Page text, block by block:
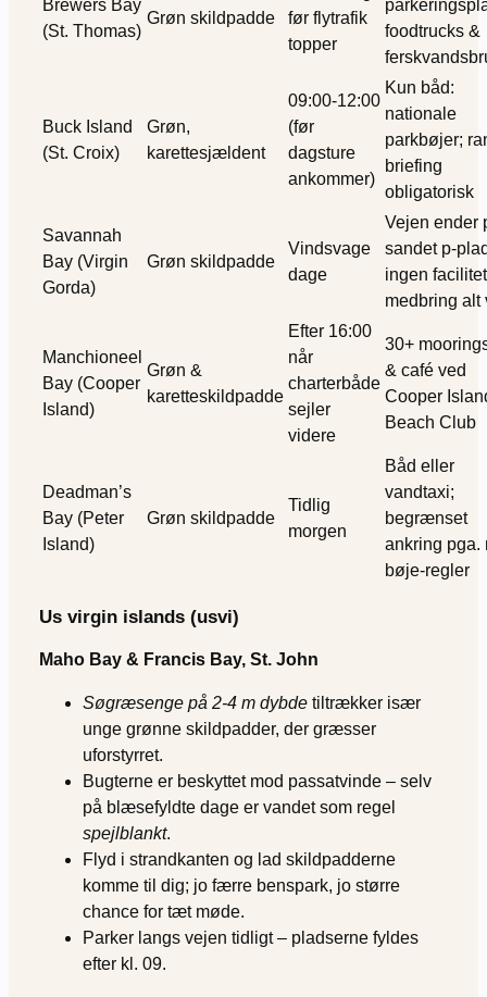
Brewers Bay
(St. Thomas)
Grøn skildpadde
før flytrafik
topper
foodtrucks &
Buck Island
(St. Croix)
Grøn,
karettesjældent
09:00-12:00
(før
dagsture
ankommer)
Kun båd:
nationale
parkbøjer;
briefing
obligatorisk
Savannah
Bay (Virgin
Gorda)
Grøn skildpadde
Vindsvage
dage
Vejen ender
sandet p-
ingen
medbring alt
Manchioneel
Bay (Cooper
Island)
Grøn &
karetteskildpadde
Efter 16:00
når
charterbåde
sejler
videre
30+
& café ved
Cooper
Beach Club
Deadman’s
Bay (Peter
Island)
Grøn skildpadde
Tidlig
morgen
Båd eller
vandtaxi;
begrænset
ankring pga.
bøje-regler
Us virgin islands (usvi)
Maho Bay & Francis Bay, St. John
Søgræsenge på 2-4 m dybde tiltrækker især
unge grønne skildpadder, der græsser
uforstyrret.
Bugterne er beskyttet mod passatvinde – selv
på blæsefyldte dage er vandet som regel
spejlblankt.
Flyd i strandkanten og lad skildpadderne
komme til dig; jo færre benspark, jo større
chance for tæt møde.
Parker langs vejen tidligt – pladserne fyldes
efter kl. 09.